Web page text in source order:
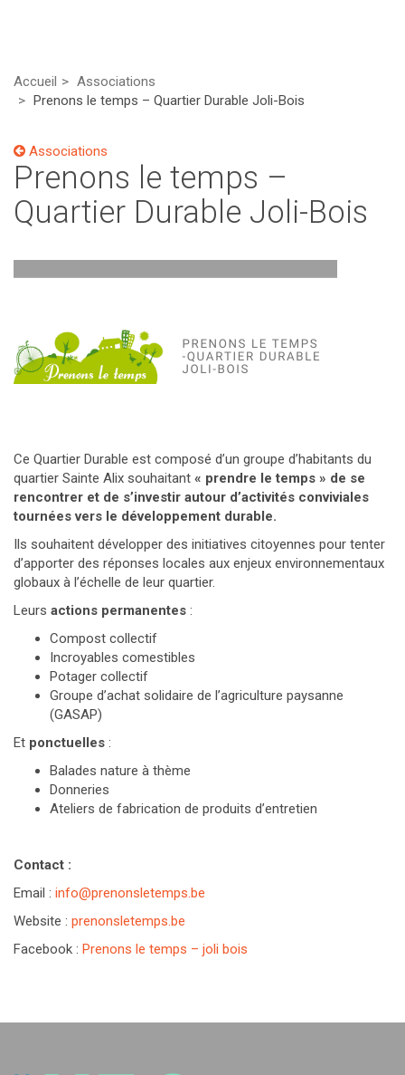
Accueil
Associations
Prenons le temps – Quartier Durable Joli-Bois
Associations
Prenons le temps –
Quartier Durable Joli-Bois
Ce Quartier Durable est composé d’un groupe d’habitants du
quartier Sainte Alix souhaitant « prendre le temps » de se
rencontrer et de s’investir autour d’activités conviviales
tournées vers le développement durable.
Ils souhaitent développer des initiatives citoyennes pour tenter
d’apporter des réponses locales aux enjeux environnementaux
globaux à l’échelle de leur quartier.
Leurs actions permanentes :
Compost collectif
Incroyables comestibles
Potager collectif
Groupe d’achat solidaire de l’agriculture paysanne
(GASAP)
Et ponctuelles :
Balades nature à thème
Donneries
Ateliers de fabrication de produits d’entretien
Contact :
Email : info@prenonsletemps.be
Website : prenonsletemps.be
Facebook : Prenons le temps – joli bois